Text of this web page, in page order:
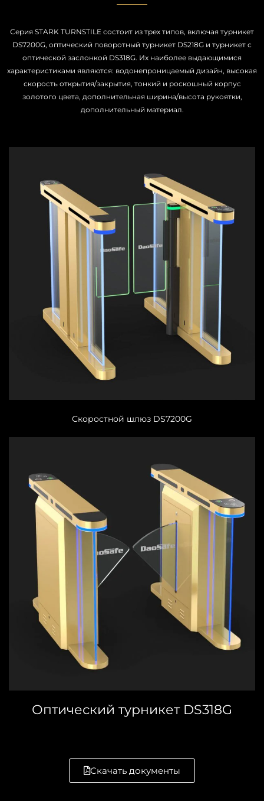
Серия STARK TURNSTILE состоит из трех типов, включая турникет
DS7200G, оптический поворотный турникет DS218G и турникет с
оптической заслонкой DS318G. Их наиболее выдающимися
характеристиками являются: водонепроницаемый дизайн, высокая
скорость открытия/закрытия, тонкий и роскошный корпус
золотого цвета, дополнительная ширина/высота рукоятки,
дополнительный материал.
Скоростной шлюз DS7200G
Оптический турникет DS318G
Скачать документы